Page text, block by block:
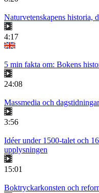
Naturvetenskapens historia,
4:17
5 min fakta om: Bokens
24:08
Massmedia och
3:56
Idéer under 1500-talet och
upplysningen
15:01
Boktryckarkonsten och